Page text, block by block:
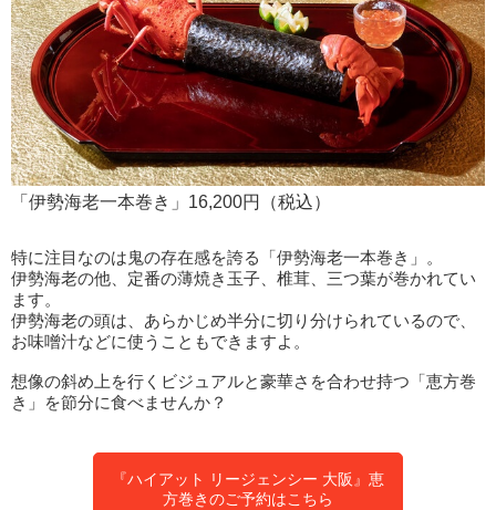
「伊勢海老一本巻き」16,200円（税込）
特に注目なのは鬼の存在感を誇る「伊勢海老一本巻き」。
伊勢海老の他、定番の薄焼き玉子、椎茸、三つ葉が巻かれてい
ます。
伊勢海老の頭は、あらかじめ半分に切り分けられているので、
お味噌汁などに使うこともできますよ。
想像の斜め上を行くビジュアルと豪華さを合わせ持つ「恵方巻
き」を節分に食べませんか？
『ハイアット リージェンシー 大阪』恵
方巻きのご予約はこちら